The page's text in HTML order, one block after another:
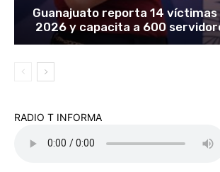
Guanajuato reporta 14
2026 y capacita a 600
RADIO T INFORMA